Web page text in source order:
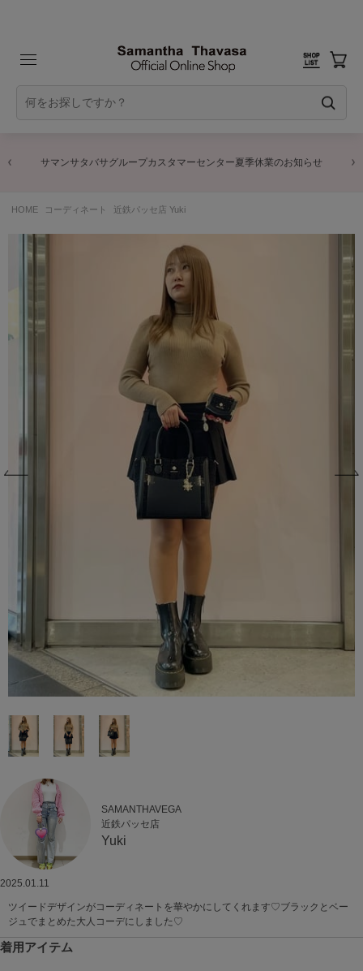
サマンサタバサグループカスタマーセンター夏季休業のお知らせ
HOME コーディネート 近鉄パッセ店 Yuki
SAMANTHAVEGA
近鉄パッセ店
Yuki
2025.01.11
ツイードデザインがコーディネートを華やかにしてくれます♡ブラックとベー
ジュでまとめた大人コーデにしました♡
着用アイテム